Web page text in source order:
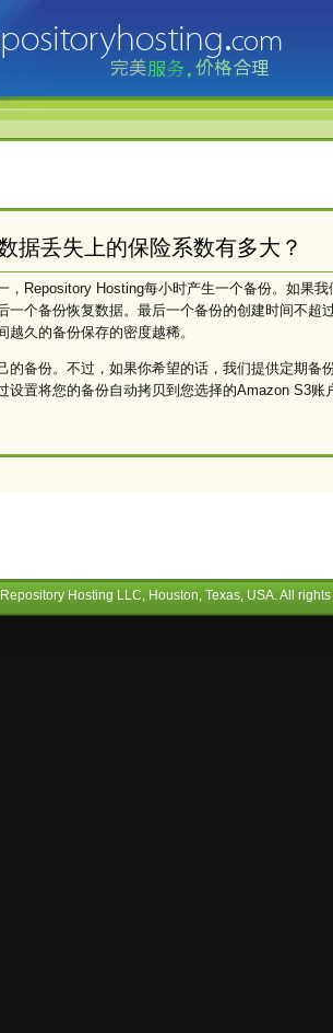
据丢失上的保险系数有多大？
，Repository Hosting每小时产生一个备份。如果
一个备份恢复数据。最后一个备份的创建时间不超
越久的备份保存的密度越稀。
的备份。不过，如果你希望的话，我们提供定期备
设置将您的备份自动拷贝到您选择的Amazon S3账
Repository Hosting LLC , Houston, Texas, USA. All